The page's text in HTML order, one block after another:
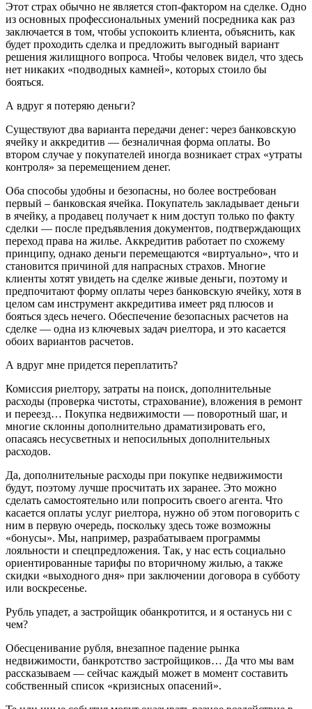
Этот страх обычно не является стоп-фактором на сделке. Одно
из основных профессиональных умений посредника как раз
заключается в том, чтобы успокоить клиента, объяснить, как
будет проходить сделка и предложить выгодный вариант
решения жилищного вопроса. Чтобы человек видел, что здесь
нет никаких «подводных камней», которых стоило бы
бояться.
А вдруг я потеряю деньги?
Существуют два варианта передачи денег: через банковскую
ячейку и аккредитив — безналичная форма оплаты. Во
втором случае у покупателей иногда возникает страх «утраты
контроля» за перемещением денег.
Оба способы удобны и безопасны, но более востребован
первый – банковская ячейка. Покупатель закладывает деньги
в ячейку, а продавец получает к ним доступ только по факту
сделки — после предъявления документов, подтверждающих
переход права на жилье. Аккредитив работает по схожему
принципу, однако деньги перемещаются «виртуально», что и
становится причиной для напрасных страхов. Многие
клиенты хотят увидеть на сделке живые деньги, поэтому и
предпочитают форму оплаты через банковскую ячейку, хотя в
целом сам инструмент аккредитива имеет ряд плюсов и
бояться здесь нечего. Обеспечение безопасных расчетов на
сделке — одна из ключевых задач риелтора, и это касается
обоих вариантов расчетов.
А вдруг мне придется переплатить?
Комиссия риелтору, затраты на поиск, дополнительные
расходы (проверка чистоты, страхование), вложения в ремонт
и переезд… Покупка недвижимости — поворотный шаг, и
многие склонны дополнительно драматизировать его,
опасаясь несусветных и непосильных дополнительных
расходов.
Да, дополнительные расходы при покупке недвижимости
будут, поэтому лучше просчитать их заранее. Это можно
сделать самостоятельно или попросить своего агента. Что
касается оплаты услуг риелтора, нужно об этом поговорить с
ним в первую очередь, поскольку здесь тоже возможны
«бонусы». Мы, например, разрабатываем программы
лояльности и спецпредложения. Так, у нас есть социально
ориентированные тарифы по вторичному жилью, а также
скидки «выходного дня» при заключении договора в субботу
или воскресенье.
Рубль упадет, а застройщик обанкротится, и я останусь ни с
чем?
Обесценивание рубля, внезапное падение рынка
недвижимости, банкротство застройщиков… Да что мы вам
рассказываем — сейчас каждый может в момент составить
собственный список «кризисных опасений».